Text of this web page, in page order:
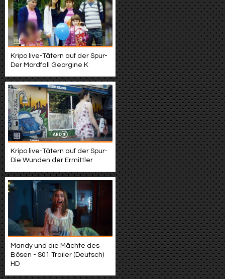
Kripo live-Tätern auf der Spur-
Der Mordfall Georgine K
Kripo live-Tätern auf der Spur-
Die Wunden der Ermittler
Mandy und die Mächte des
Bösen - S01 Trailer (Deutsch)
HD